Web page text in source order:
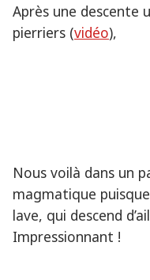
Après une descente
pierriers (vidéo),
Nous voilà dans un
magmatique
lave, qui descend
Impressionnant !